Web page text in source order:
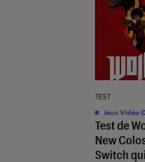
Test de
New
Switch
TEST
Jeux Vidéo